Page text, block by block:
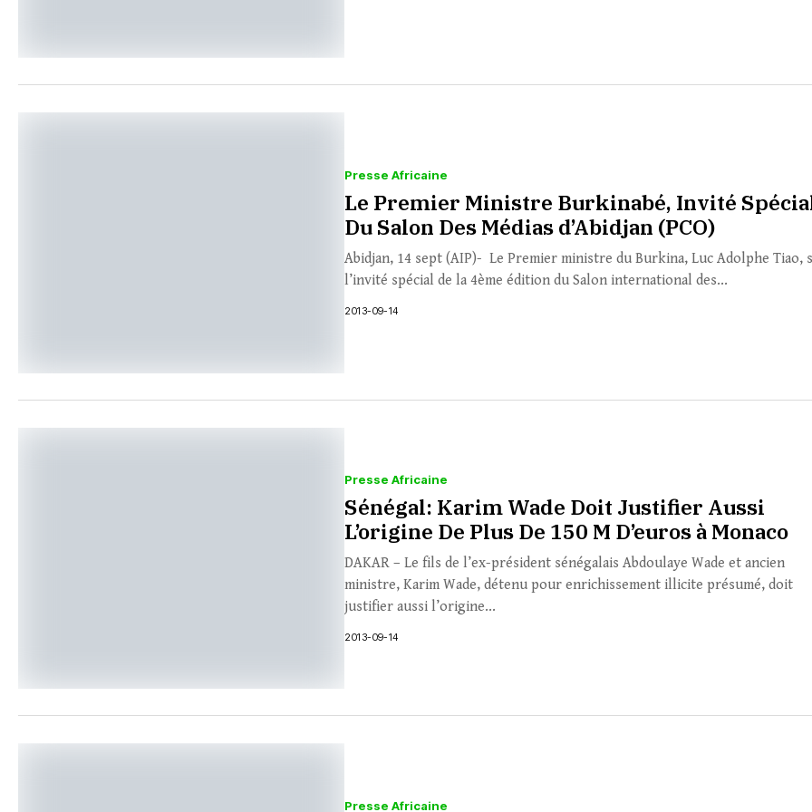
Presse Africaine
Le Premier Ministre Burkinabé, Invité
Du Salon Des Médias d’Abidjan (PCO)
Abidjan, 14 sept (AIP)- Le Premier ministre du Burkina, Luc Adolphe Tiao,
l’invité spécial de la 4ème édition du Salon international des...
2013-09-14
Presse Africaine
Sénégal: Karim Wade Doit Justifier Aussi
L’origine De Plus De 150 M D’euros à Monaco
DAKAR – Le fils de l’ex-président sénégalais Abdoulaye Wade et ancien
ministre, Karim Wade, détenu pour enrichissement illicite présumé, doit
justifier aussi l’origine...
2013-09-14
Presse Africaine